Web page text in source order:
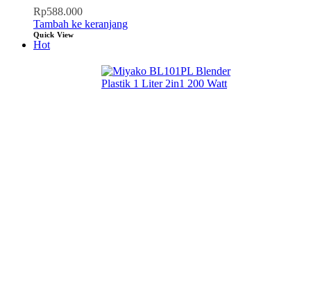
Rp588.000
Tambah ke keranjang
Quick View
Hot